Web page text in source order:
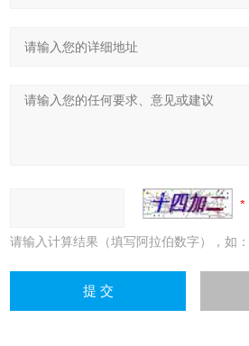
请输入计算结果（填写阿拉伯数字），如